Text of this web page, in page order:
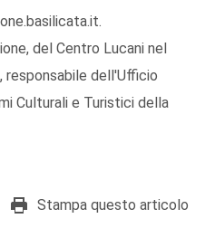
del Centro Lucani nel
responsabile dell'Ufficio
Culturali e Turistici della
Stampa questo articolo